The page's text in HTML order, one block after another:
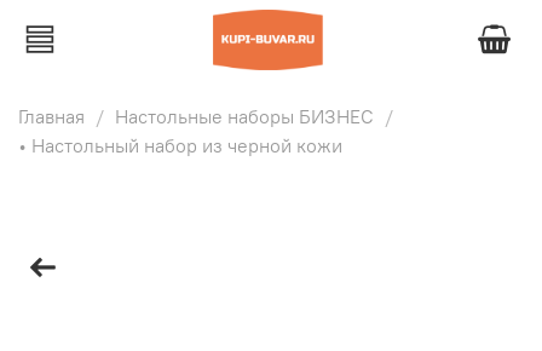
Главная
Настольные наборы БИЗНЕС
• Настольный набор из черной кожи